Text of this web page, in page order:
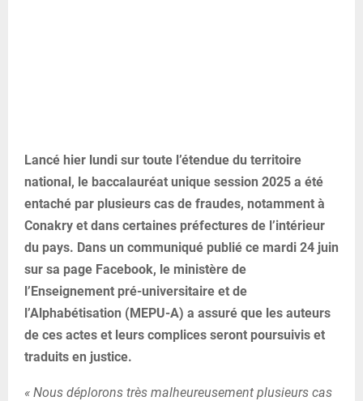
Lancé hier lundi sur toute l’étendue du territoire
national, le baccalauréat unique session 2025 a été
entaché par plusieurs cas de fraudes, notamment à
Conakry et dans certaines préfectures de l’intérieur
du pays. Dans un communiqué publié ce mardi 24 juin
sur sa page Facebook, le ministère de
l’Enseignement pré-universitaire et de
l’Alphabétisation (MEPU-A) a assuré que les auteurs
de ces actes et leurs complices seront poursuivis et
traduits en justice.
« Nous déplorons très malheureusement plusieurs cas